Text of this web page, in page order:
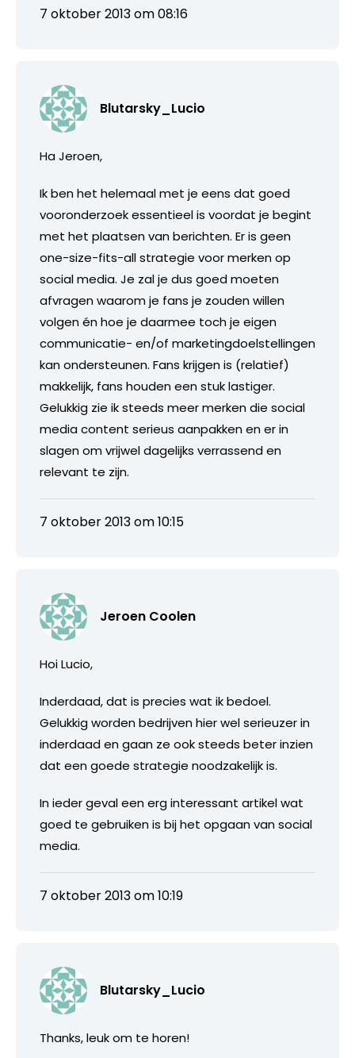
7 oktober 2013 om 08:16
Blutarsky_Lucio
Ha Jeroen,
Ik ben het helemaal met je eens dat goed
vooronderzoek essentieel is voordat je begint
met het plaatsen van berichten. Er is geen
one-size-fits-all strategie voor merken op
social media. Je zal je dus goed moeten
afvragen waarom je fans je zouden willen
volgen én hoe je daarmee toch je eigen
communicatie- en/of marketingdoelstellingen
kan ondersteunen. Fans krijgen is (relatief)
makkelijk, fans houden een stuk lastiger.
Gelukkig zie ik steeds meer merken die social
media content serieus aanpakken en er in
slagen om vrijwel dagelijks verrassend en
relevant te zijn.
7 oktober 2013 om 10:15
Jeroen Coolen
Hoi Lucio,
Inderdaad, dat is precies wat ik bedoel.
Gelukkig worden bedrijven hier wel serieuzer in
inderdaad en gaan ze ook steeds beter inzien
dat een goede strategie noodzakelijk is.
In ieder geval een erg interessant artikel wat
goed te gebruiken is bij het opgaan van social
media.
7 oktober 2013 om 10:19
Blutarsky_Lucio
Thanks, leuk om te horen!